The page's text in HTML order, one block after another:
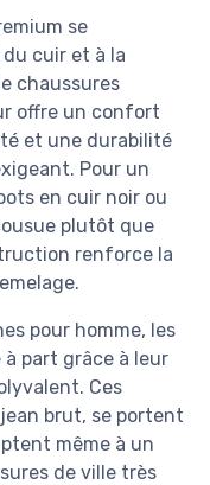
se
cuir et à la
chaussures
offre un confort
et une durabilité
Pour un
en cuir noir ou
plutôt que
renforce la
pour homme, les
part grâce à leur
Ces
brut, se portent
même à un
de ville très